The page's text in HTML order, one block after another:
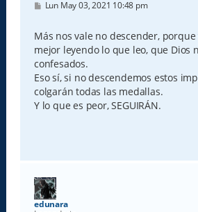
M
s
a
j
e
Lun May 03, 2021 10:48 pm
Más nos vale no descender,
mejor leyendo lo que leo, que Dios
confesados.
Eso sí, si no descendemos estos
colgarán todas las medallas.
Y lo que es peor, SEGUIRÁN.
edunara